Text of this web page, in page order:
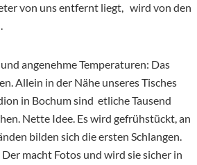
von uns entfernt liegt, wird von den
angenehme Temperaturen: Das
Allein in der Nähe unseres Tisches
in Bochum sind etliche Tausend
Nette Idee. Es wird gefrühstückt, an
bilden sich die ersten Schlangen.
macht Fotos und wird sie sicher in